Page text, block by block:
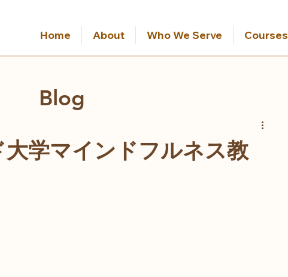
Home About Who We Serve Courses
大学マインドフルネス教
Blog